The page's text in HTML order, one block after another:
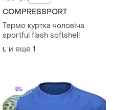
COMPRESSPORT
Термо куртка чоловіча
sportful flash softshell
L и еще 1